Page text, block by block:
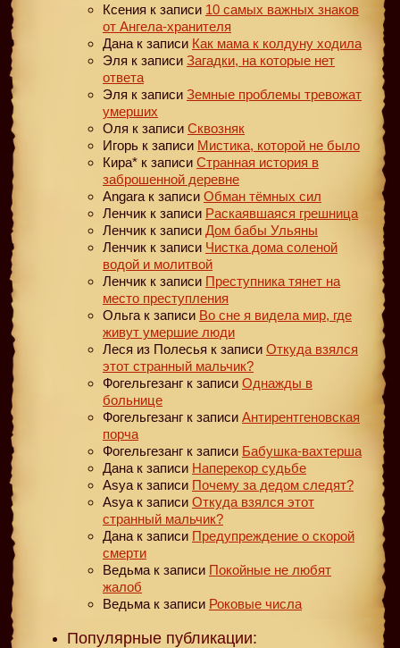
Ксения к записи 10 самых важных знаков
от Ангела-хранителя
Дана к записи Как мама к колдуну ходила
Эля к записи Загадки, на которые нет
ответа
Эля к записи Земные проблемы тревожат
умерших
Оля к записи Сквозняк
Игорь к записи Мистика, которой не было
Кира* к записи Странная история в
заброшенной деревне
Angara к записи Обман тёмных сил
Ленчик к записи Раскаявшаяся грешница
Ленчик к записи Дом бабы Ульяны
Ленчик к записи Чистка дома соленой
водой и молитвой
Ленчик к записи Преступника тянет на
место преступления
Ольга к записи Во сне я видела мир, где
живут умершие люди
Леся из Полесья к записи Откуда взялся
этот странный мальчик?
Фогельгезанг к записи Однажды в
больнице
Фогельгезанг к записи Антирентгеновская
порча
Фогельгезанг к записи Бабушка-вахтерша
Дана к записи Наперекор судьбе
Asya к записи Почему за дедом следят?
Asya к записи Откуда взялся этот
странный мальчик?
Дана к записи Предупреждение о скорой
смерти
Ведьма к записи Покойные не любят
жалоб
Ведьма к записи Роковые числа
Популярные публикации: